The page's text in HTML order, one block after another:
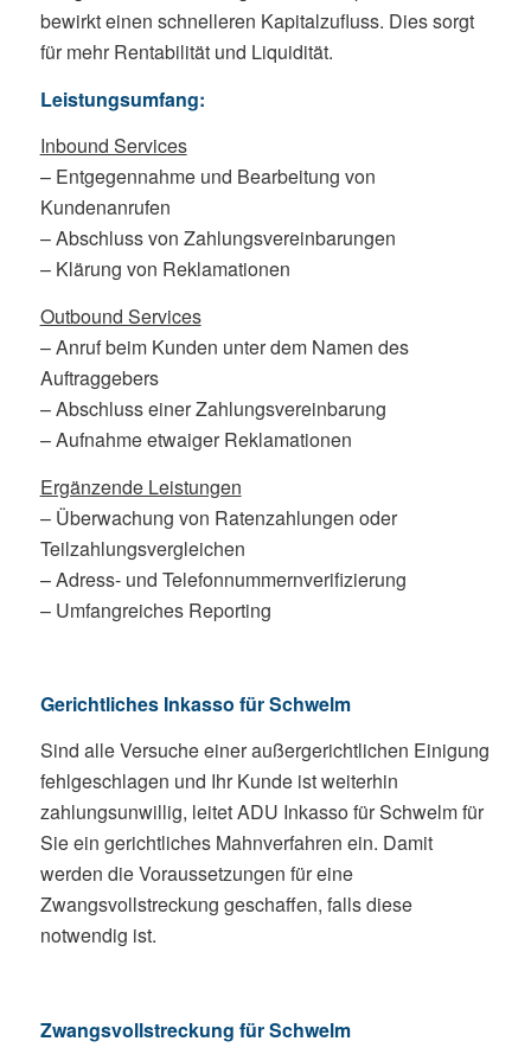
bewirkt einen schnelleren Kapitalzufluss. Dies sorgt
für mehr Rentabilität und Liquidität.
Leistungsumfang:
Inbound Services
– Entgegennahme und Bearbeitung von
Kundenanrufen
– Abschluss von Zahlungsvereinbarungen
– Klärung von Reklamationen
Outbound Services
– Anruf beim Kunden unter dem Namen des
Auftraggebers
– Abschluss einer Zahlungsvereinbarung
– Aufnahme etwaiger Reklamationen
Ergänzende Leistungen
– Überwachung von Ratenzahlungen oder
Teilzahlungsvergleichen
– Adress- und Telefonnummernverifizierung
– Umfangreiches Reporting
Gerichtliches Inkasso für Schwelm
Sind alle Versuche einer außergerichtlichen Einigung
fehlgeschlagen und Ihr Kunde ist weiterhin
zahlungsunwillig, leitet ADU Inkasso für Schwelm für
Sie ein gerichtliches Mahnverfahren ein. Damit
werden die Voraussetzungen für eine
Zwangsvollstreckung geschaffen, falls diese
notwendig ist.
Zwangsvollstreckung für Schwelm